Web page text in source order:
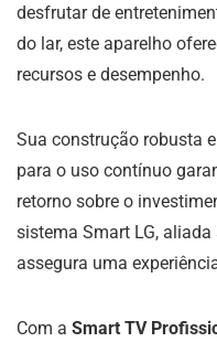
desfrutar de
do lar, este aparelho
recursos e desempenho.
Sua construção robusta
para o uso contínuo
retorno sobre o
sistema Smart LG,
assegura uma
Com a Smart TV